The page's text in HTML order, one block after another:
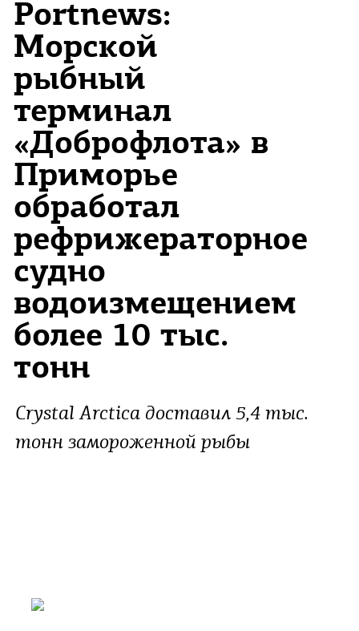
Portnews:
Морской
рыбный
терминал
«Доброфлота» в
Приморье
обработал
рефрижераторное
судно
водоизмещением
более 10 тыс.
тонн
Crystal Arctica доставил 5,4 тыс.
тонн замороженной рыбы